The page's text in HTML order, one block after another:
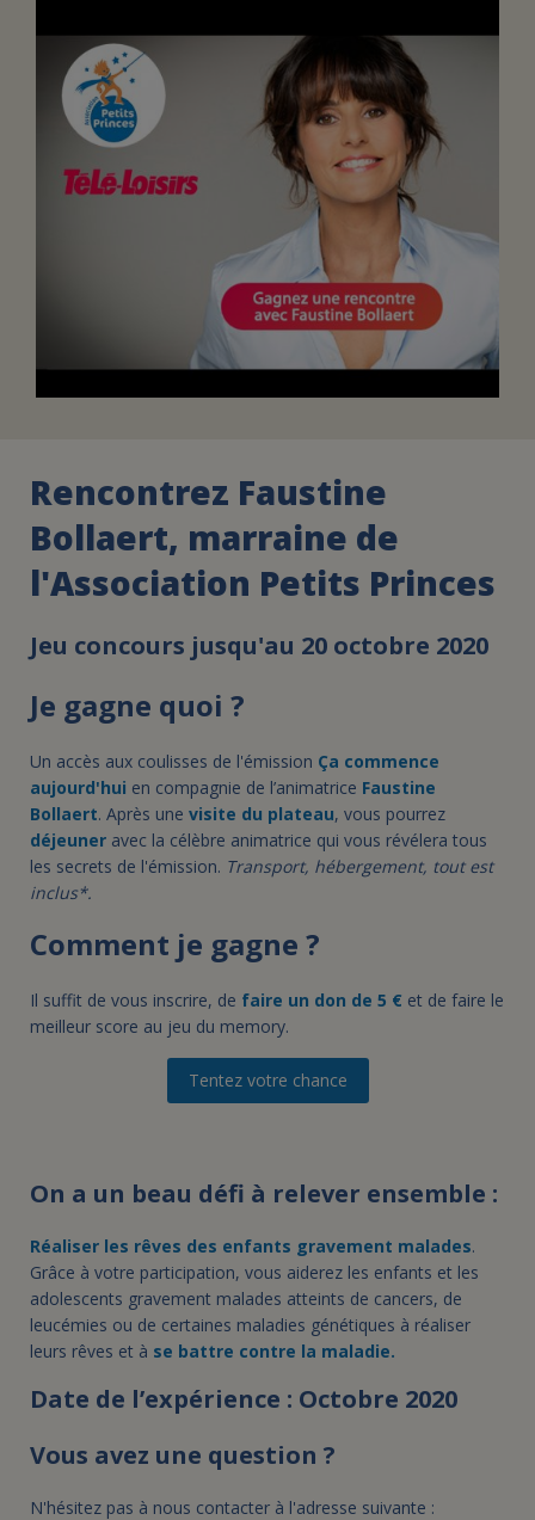
FAIRE UN DON
ASSURANCE VIE/LEGS
ESPACE PRESSE
DEVENIR
UN PETIT PRINCE
Rencontrez Faustine
Bollaert, marraine de
l'Association Petits Princes
Jeu concours jusqu'au 20 octobre 2020
Je gagne quoi ?
Un accès aux coulisses de l'émission Ça commence
aujourd'hui en compagnie de l’animatrice Faustine
Bollaert. Après une visite du plateau, vous pourrez
déjeuner avec la célèbre animatrice qui vous révélera tous
les secrets de l'émission. Transport, hébergement, tout est
inclus*.
Comment je gagne ?
Il suffit de vous inscrire, de faire un don de 5 € et de faire le
meilleur score au jeu du memory.
Tentez votre chance
On a un beau défi à relever ensemble :
Réaliser les rêves des enfants gravement malades.
Grâce à votre participation, vous aiderez les enfants et les
adolescents gravement malades atteints de cancers, de
leucémies ou de certaines maladies génétiques à réaliser
leurs rêves et à se battre contre la maladie.
Date de l’expérience : Octobre 2020
Vous avez une question ?
N'hésitez pas à nous contacter à l'adresse suivante :